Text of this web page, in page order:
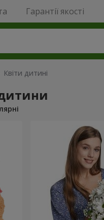
Гарантії якості
дитині